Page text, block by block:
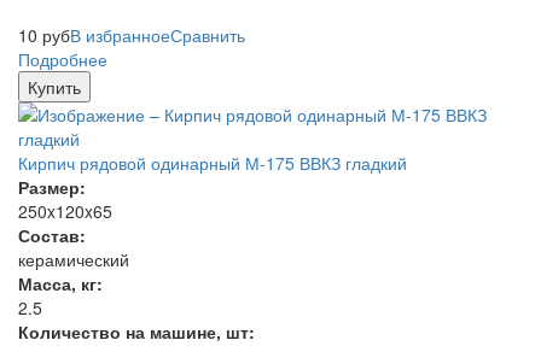
10 рубВ избранноеСравнить
Подробнее
Купить
Кирпич рядовой одинарный М-175 ВВКЗ гладкий
Размер:
250x120x65
Состав:
керамический
Масса, кг:
2.5
Количество на машине, шт: